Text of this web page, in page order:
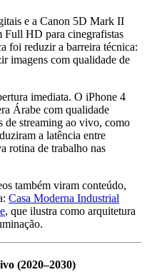
e a Canon 5D Mark II
Full HD para cinegrafistas
foi reduzir a barreira técnica:
imagens com qualidade de
imediata. O iPhone 4
Árabe com qualidade
de streaming ao vivo, como
a latência entre
rotina de trabalho nas
também viram conteúdo,
Casa Moderna Industrial
, que ilustra como arquitetura
(2020–2030)